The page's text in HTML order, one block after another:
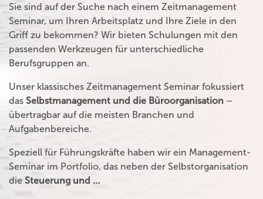
Sie sind auf der Suche nach einem Zeitmanagement
Seminar, um Ihren Arbeitsplatz und Ihre Ziele in den
Griff zu bekommen? Wir bieten Schulungen mit den
passenden Werkzeugen für unterschiedliche
Berufsgruppen an.
Unser klassisches Zeitmanagement Seminar fokussiert
das Selbstmanagement und die Büroorganisation –
übertragbar auf die meisten Branchen und
Aufgabenbereiche.
Speziell für Führungskräfte haben wir ein Management-
Seminar im Portfolio, das neben der Selbstorganisation
die Steuerung und …